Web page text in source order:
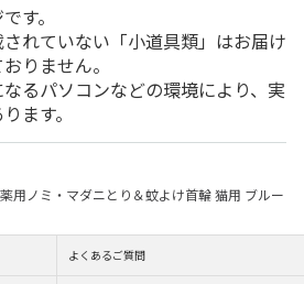
す。
れていない「小道具類」はお届け
りません。
るパソコンなどの環境により、実
ます。
薬用ノミ・マダニとり＆蚊よけ首輪 猫用 ブルー
よくあるご質問